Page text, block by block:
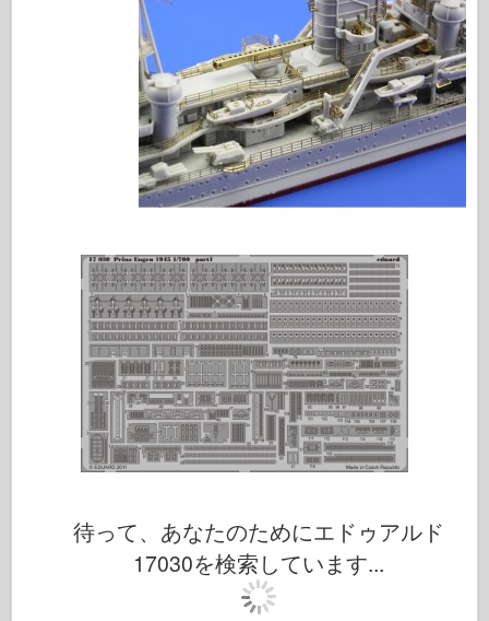
待って、あなたのためにエドゥアルド
17030を検索しています...